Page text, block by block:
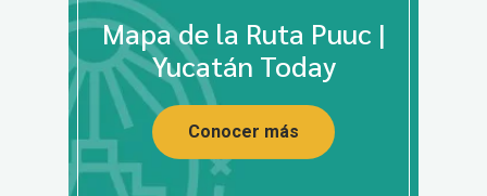
Mapa de la Ruta Puuc |
Yucatán Today
Conocer más